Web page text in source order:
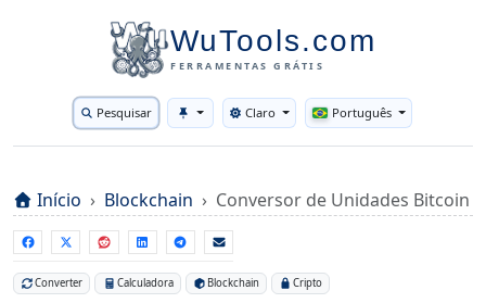
WuTools.com
FERRAMENTAS GRÁTIS
Pesquisar Toggle theme
Claro Português
Início Blockchain Conversor de Unidades Bitcoin
Converter Calculadora Blockchain Cripto